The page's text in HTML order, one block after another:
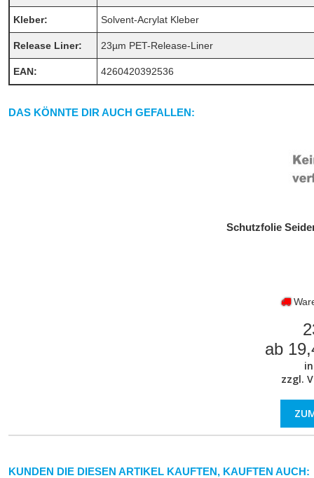
Kleber: Solvent-Acrylat Kleber
Release Liner: 23µm PET-Release-Liner
EAN: 4260420392536
DAS KÖNNTE DIR AUCH GEFALLEN:
Schutzfolie
ab
zzgl.
KUNDEN DIE DIESEN ARTIKEL KAUFTEN, KAUFTEN AUCH: